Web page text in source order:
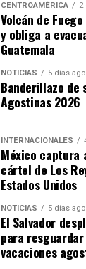
CENTROAMÉRICA 2
Volcán de
y obliga a
Guatemala
NOTICIAS 5 días ago
Banderillazo de
Agostinas 2026
INTERNACIONALES
México captura
cártel de Los
Estados Unidos
NOTICIAS 5 días ago
El Salvador
para
vacaciones